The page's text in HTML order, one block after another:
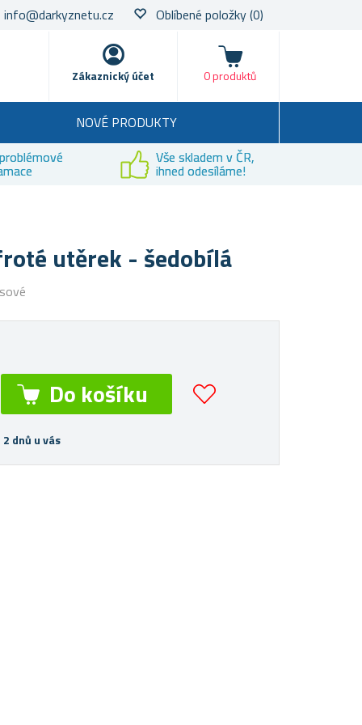
info@darkyznetu.cz Oblíbené položky(0)
Zákaznický účet
Nákupní košík
0 produktů
NOVÉ PRODUKTY
Vše skladem v ČR,
ihned odesíláme!
utěrek - šedobílá
dnů u vás